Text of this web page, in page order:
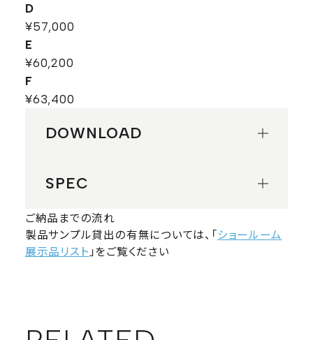
D
¥57,000
E
¥60,200
F
¥63,400
DOWNLOAD
SPEC
ご納品までの流れ
製品サンプル貸出の有無については、「ショールーム
展示品リスト 」をご覧ください